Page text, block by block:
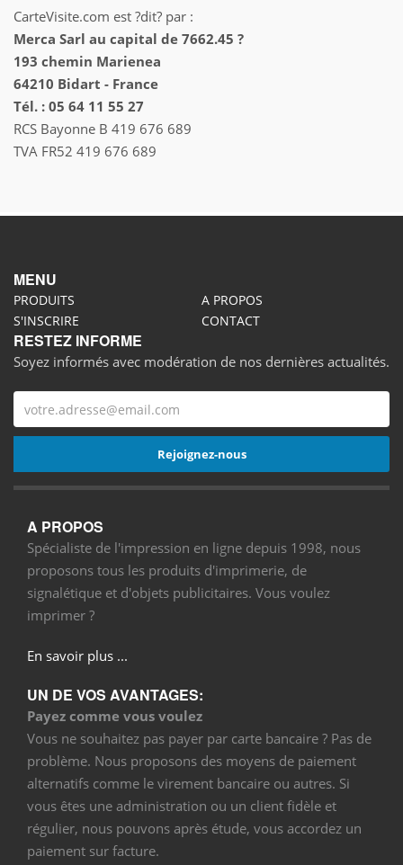
CarteVisite.com est ?dit? par :
Merca Sarl au capital de 7662.45 ?
193 chemin Marienea
64210 Bidart - France
Tél. : 05 64 11 55 27
RCS Bayonne B 419 676 689
TVA FR52 419 676 689
MENU
PRODUITS
A PROPOS
S'INSCRIRE
CONTACT
RESTEZ INFORME
Soyez informés avec modération de nos dernières actualités.
A PROPOS
Spécialiste de l'impression en ligne depuis 1998, nous
proposons tous les produits d'imprimerie, de
signalétique et d'objets publicitaires. Vous voulez
imprimer ?
En savoir plus ...
UN DE VOS AVANTAGES:
Payez comme vous voulez
Vous ne souhaitez pas payer par carte bancaire ? Pas de
problème. Nous proposons des moyens de paiement
alternatifs comme le virement bancaire ou autres. Si
vous êtes une administration ou un client fidèle et
régulier, nous pouvons après étude, vous accordez un
paiement sur facture.